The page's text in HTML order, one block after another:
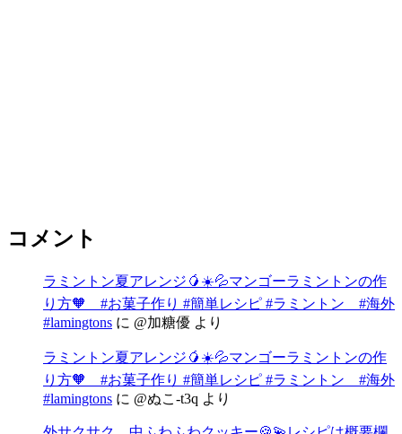
コメント
ラミントン夏アレンジ🥭☀️💦マンゴーラミントンの作
り方🧡 #お菓子作り #簡単レシピ #ラミントン #海外
#lamingtons に @加糖優 より
ラミントン夏アレンジ🥭☀️💦マンゴーラミントンの作
り方🧡 #お菓子作り #簡単レシピ #ラミントン #海外
#lamingtons に @ぬこ-t3q より